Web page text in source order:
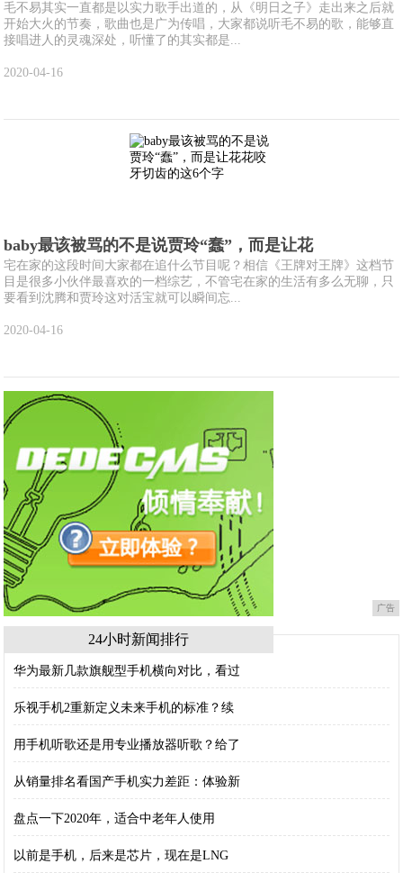
毛不易其实一直都是以实力歌手出道的，从《明日之子》走出来之后就
开始大火的节奏，歌曲也是广为传唱，大家都说听毛不易的歌，能够直
接唱进人的灵魂深处，听懂了的其实都是...
2020-04-16
baby最该被骂的不是说贾玲“蠢”，而是让花
宅在家的这段时间大家都在追什么节目呢？相信《王牌对王牌》这档节
目是很多小伙伴最喜欢的一档综艺，不管宅在家的生活有多么无聊，只
要看到沈腾和贾玲这对活宝就可以瞬间忘...
2020-04-16
广告
24小时新闻排行
华为最新几款旗舰型手机横向对比，看过
乐视手机2重新定义未来手机的标准？续
用手机听歌还是用专业播放器听歌？给了
从销量排名看国产手机实力差距：体验新
盘点一下2020年，适合中老年人使用
以前是手机，后来是芯片，现在是LNG